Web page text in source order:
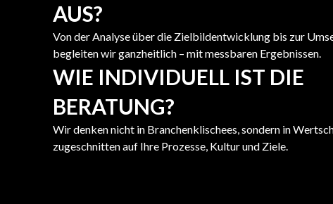
AUS?
Von der Analyse über die Zielbildentwicklung bis zur
begleiten wir ganzheitlich – mit messbaren Ergebnissen.
WIE INDIVIDUELL IST DIE
BERATUNG?
Wir denken nicht in Branchenklischees, sondern in
zugeschnitten auf Ihre Prozesse, Kultur und Ziele.